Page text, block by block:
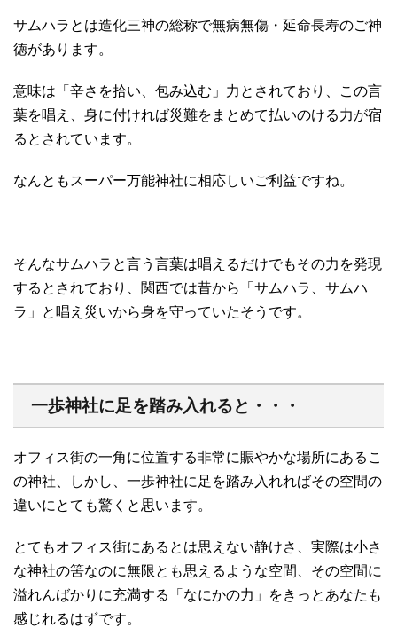
サムハラとは造化三神の総称で無病無傷・延命長寿のご神
徳があります。
意味は「辛さを拾い、包み込む」力とされており、この言
葉を唱え、身に付ければ災難をまとめて払いのける力が宿
るとされています。
なんともスーパー万能神社に相応しいご利益ですね。
そんなサムハラと言う言葉は唱えるだけでもその力を発現
するとされており、関西では昔から「サムハラ、サムハ
ラ」と唱え災いから身を守っていたそうです。
一歩神社に足を踏み入れると・・・
オフィス街の一角に位置する非常に賑やかな場所にあるこ
の神社、しかし、一歩神社に足を踏み入れればその空間の
違いにとても驚くと思います。
とてもオフィス街にあるとは思えない静けさ、実際は小さ
な神社の筈なのに無限とも思えるような空間、その空間に
溢れんばかりに充満する「なにかの力」をきっとあなたも
感じれるはずです。